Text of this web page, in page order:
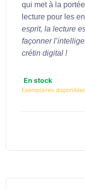
qui met à la
lecture pour les
esprit, la lecture
façonner
crétin digital !
En stock
Exemplaires